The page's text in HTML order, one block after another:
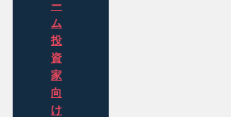
ー
ム
投
資
家
向
け